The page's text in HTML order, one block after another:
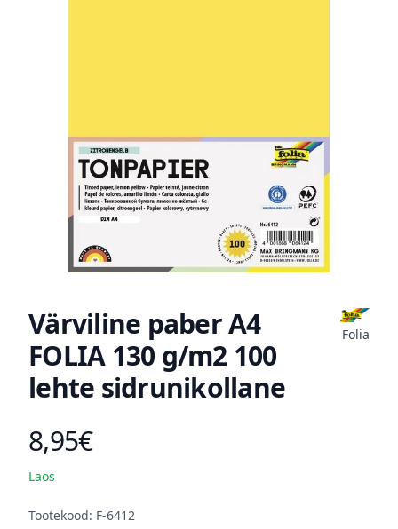
Värviline paber A4
FOLIA 130 g/m2 100
lehte sidrunikollane
Folia
Toote hind
8,95€
Laos
Kirjeldus
Tootekood: F-6412